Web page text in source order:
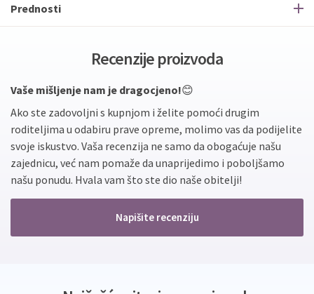
Prednosti
Recenzije proizvoda
Vaše mišljenje nam je dragocjeno!😊
Ako ste zadovoljni s kupnjom i želite pomoći drugim
roditeljima u odabiru prave opreme, molimo vas da podijelite
svoje iskustvo. Vaša recenzija ne samo da obogaćuje našu
zajednicu, već nam pomaže da unaprijedimo i poboljšamo
našu ponudu. Hvala vam što ste dio naše obitelji!
Napišite recenziju